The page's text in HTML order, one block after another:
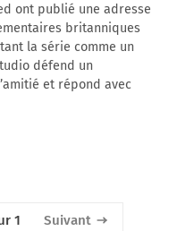
ont publié une adresse
britanniques
la série comme un
défend un
et répond avec
1 Suivant